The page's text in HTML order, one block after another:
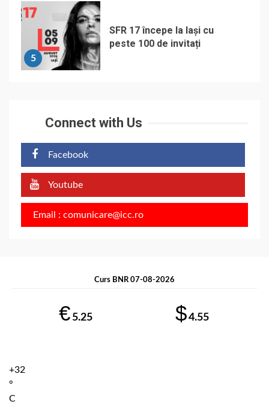
5
SFR 17 începe la Iași cu
peste 100 de invitați
Connect with Us
Facebook
Youtube
Email : comunicare@icc.ro
Curs BNR 07-08-2026
€ 5.25 $4.55
+32
°
C